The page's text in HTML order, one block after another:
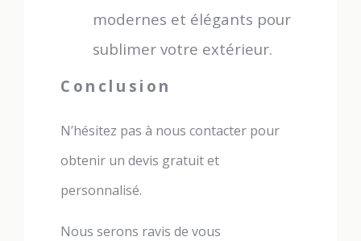
modernes et élégants pour
sublimer votre extérieur.
Conclusion
N’hésitez pas à nous contacter pour
obtenir un devis gratuit et
personnalisé.
Nous serons ravis de vous